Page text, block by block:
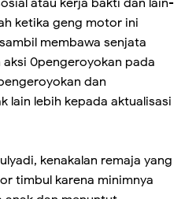
atau kerja bakti dan lain-
ketika geng motor ini
membawa senjata
0pengeroyokan pada
dan
lain lebih kepada aktualisasi
kenakalan remaja yang
timbul karena minimnya